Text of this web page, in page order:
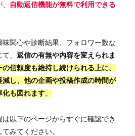
自動返信機能が無料で利用できる
関心や診断結果、フォロワー数な
、 返信の有無や内容を変えられま
信頼度も維持し続けられる上に、
し、他の企画や投稿作成の時間が
化も図れます。
以下のページからすぐに確認でき
みてください。